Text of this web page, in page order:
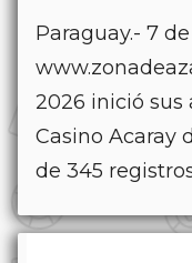
Paraguay.- 7
2026 inició sus
Casino Acaray
de 345